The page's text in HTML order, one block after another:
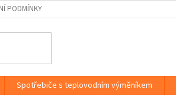
PODMÍNKY
Spotřebiče s teplovodním výměníkem